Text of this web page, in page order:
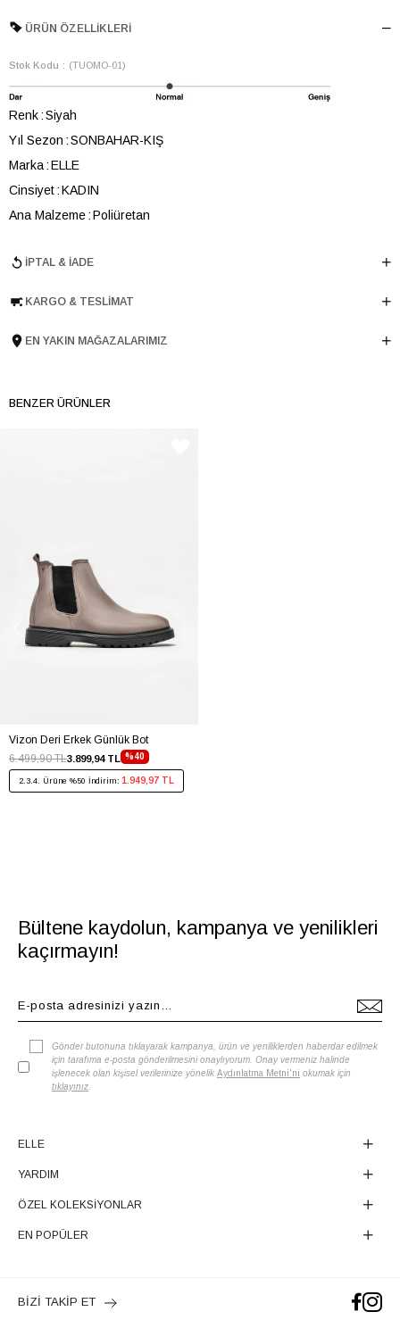
ÜRÜN ÖZELLIKLERI
Stok Kodu (TUOMO-01)
Renk Siyah
Yıl Sezon SONBAHAR-KIŞ
Marka ELLE
Cinsiyet KADIN
Ana Malzeme Poliüretan
En
26 cm
Ürün Cinsi
Sırt Çantası
İPTAL & İADE
KARGO & TESLIMAT
EN YAKIN MAĞAZALARIMIZ
BENZER ÜRÜNLER
Vizon Deri Erkek Günlük Bot
%40
3.899,94 TL
6.499,90 TL
2.3.4. Ürüne %50 İndirim: 1.949,97 TL
Bültene kaydolun, kampanya ve yenilikleri
kaçırmayın!
Gönder butonuna tıklayarak kampanya, ürün ve yeniliklerden haberdar edilmek
için tarafıma e-posta gönderilmesini onaylıyorum. Onay vermeniz halinde
işlenecek olan kişisel verilerinize yönelik Aydınlatma Metni'ni okumak için
tıklayınız
ELLE
YARDIM
ÖZEL KOLEKSİYONLAR
EN POPÜLER
BİZİ TAKİP ET